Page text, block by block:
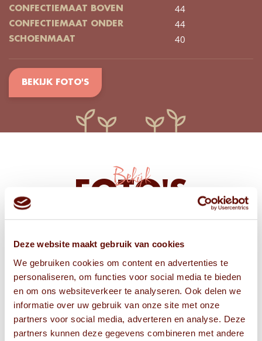
Deze website maakt gebruik van cookies
We gebruiken cookies om content en advertenties te
personaliseren, om functies voor social media te bieden
en om ons websiteverkeer te analyseren. Ook delen we
informatie over uw gebruik van onze site met onze
partners voor social media, adverteren en analyse. Deze
partners kunnen deze gegevens combineren met andere
CONFECTIEMAAT BOVEN 44
CONFECTIEMAAT ONDER 44
SCHOENMAAT 40
BEKIJK FOTO'S
Bekijk
FOTO'S